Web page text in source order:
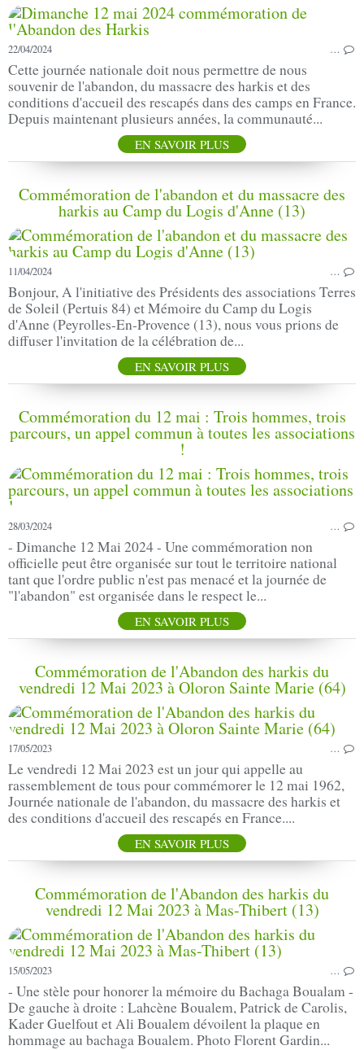
22/04/2024 …
Cette journée nationale doit nous permettre de nous
souvenir de l'abandon, du massacre des harkis et des
conditions d'accueil des rescapés dans des camps en France.
Depuis maintenant plusieurs années, la communauté...
EN SAVOIR PLUS
Commémoration de l'abandon et du massacre des
harkis au Camp du Logis d'Anne (13)
11/04/2024 …
Bonjour, A l'initiative des Présidents des associations Terres
de Soleil (Pertuis 84) et Mémoire du Camp du Logis
d'Anne (Peyrolles-En-Provence (13), nous vous prions de
diffuser l'invitation de la célébration de...
EN SAVOIR PLUS
Commémoration du 12 mai : Trois hommes, trois
parcours, un appel commun à toutes les associations
!
28/03/2024 …
- Dimanche 12 Mai 2024 - Une commémoration non
officielle peut être organisée sur tout le territoire national
tant que l'ordre public n'est pas menacé et la journée de
"l'abandon" est organisée dans le respect le...
EN SAVOIR PLUS
Commémoration de l'Abandon des harkis du
vendredi 12 Mai 2023 à Oloron Sainte Marie (64)
17/05/2023 …
Le vendredi 12 Mai 2023 est un jour qui appelle au
rassemblement de tous pour commémorer le 12 mai 1962,
Journée nationale de l'abandon, du massacre des harkis et
des conditions d'accueil des rescapés en France....
EN SAVOIR PLUS
Commémoration de l'Abandon des harkis du
vendredi 12 Mai 2023 à Mas-Thibert (13)
15/05/2023 …
- Une stèle pour honorer la mémoire du Bachaga Boualam -
De gauche à droite : Lahcène Boualem, Patrick de Carolis,
Kader Guelfout et Ali Boualem dévoilent la plaque en
hommage au bachaga Boualem. Photo Florent Gardin...